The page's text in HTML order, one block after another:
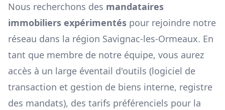
Nous recherchons des mandataires
immobiliers expérimentés pour rejoindre notre
réseau dans la région Savignac-les-Ormeaux. En
tant que membre de notre équipe, vous aurez
accès à un large éventail d'outils (logiciel de
transaction et gestion de biens interne, registre
des mandats), des tarifs préférenciels pour la